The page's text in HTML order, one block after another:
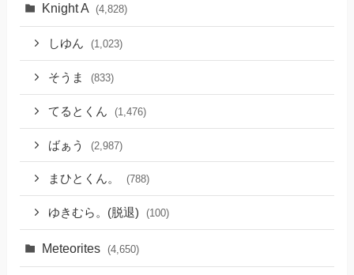
Knight A (4,828)
しゆん (1,023)
そうま (833)
てるとくん (1,476)
ばぁう (2,987)
まひとくん。 (788)
ゆきむら。(脱退) (100)
Meteorites (4,650)